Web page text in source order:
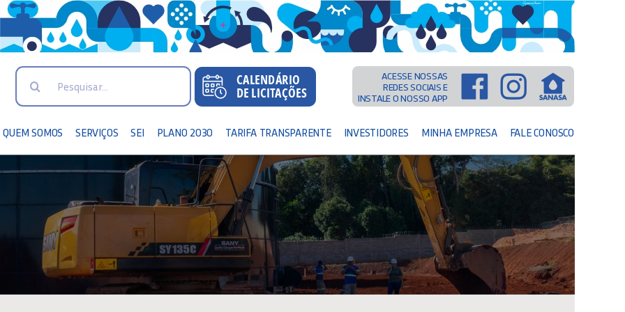
Search
ACESSE NOSSAS
REDES SOCIAIS E
INSTALE O NOSSO APP
QUEM SOMOS SERVIÇOS SEI PLANO 2030 TARIFA TRANSPARENTE INVESTIDORES MINHA EMPRESA FALE CONOSCO